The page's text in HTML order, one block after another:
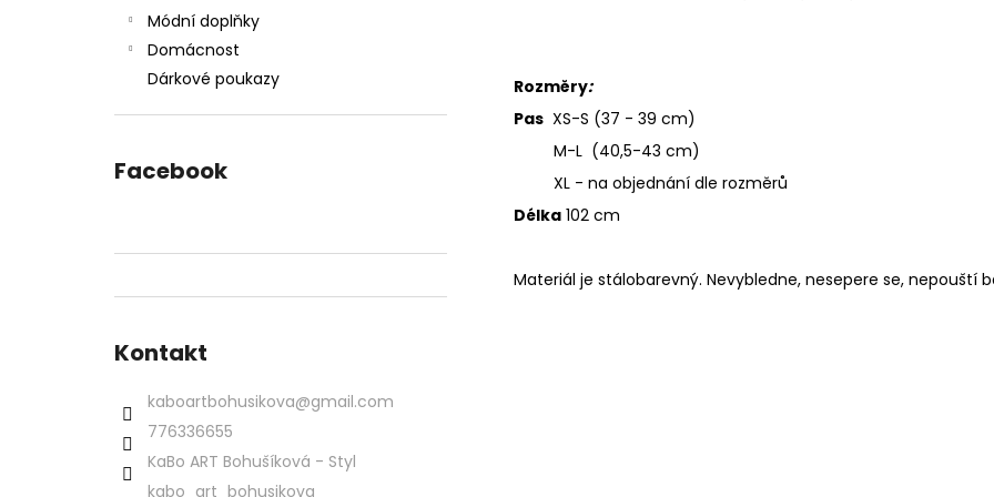
Módní doplňky
Domácnost
Dárkové poukazy
Facebook
Kontakt
kaboartbohusikova@gmail.com
776336655
KaBo ART Bohušíková - Styl
kabo_art_bohusikova
Rozměry:
Pas XS-S (37 - 39 cm)
M-L (40,5-43 cm)
XL - na objednání dle rozměrů
Délka 102 cm
Materiál je stálobarevný. Nevybledne, nesepere se, nepouští